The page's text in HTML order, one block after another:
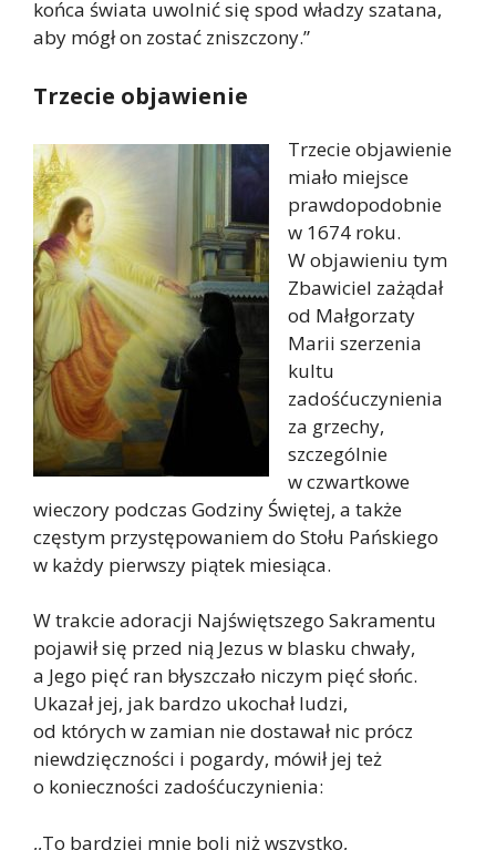
końca świata uwolnić się spod władzy szatana,
aby mógł on zostać zniszczony.”
Trzecie objawienie
Trzecie objawienie
miało miejsce
prawdopodobnie
w 1674 roku.
W objawieniu tym
Zbawiciel zażądał
od Małgorzaty
Marii szerzenia
kultu
zadośćuczynienia
za grzechy,
szczególnie
w czwartkowe
wieczory podczas Godziny Świętej, a także
częstym przystępowaniem do Stołu Pańskiego
w każdy pierwszy piątek miesiąca.
W trakcie adoracji Najświętszego Sakramentu
pojawił się przed nią Jezus w blasku chwały,
a Jego pięć ran błyszczało niczym pięć słońc.
Ukazał jej, jak bardzo ukochał ludzi,
od których w zamian nie dostawał nic prócz
niewdzięczności i pogardy, mówił jej też
o konieczności zadośćuczynienia:
,,To bardziej mnie boli niż wszystko,